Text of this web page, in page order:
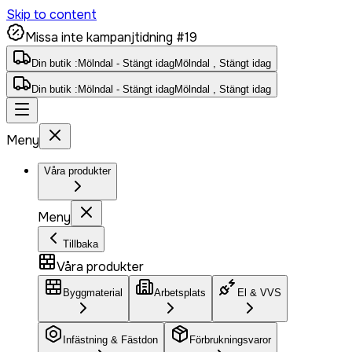
Skip to content
Missa inte kampanjtidning #19
Din butik : Mölndal - Stängt idagMölndal , Stängt idag
Din butik : Mölndal - Stängt idagMölndal , Stängt idag
Meny
Våra produkter
Meny
Tillbaka
Våra produkter
Byggmaterial Arbetsplats El & VVS
Infästning & Fästdon Förbrukningsvaror